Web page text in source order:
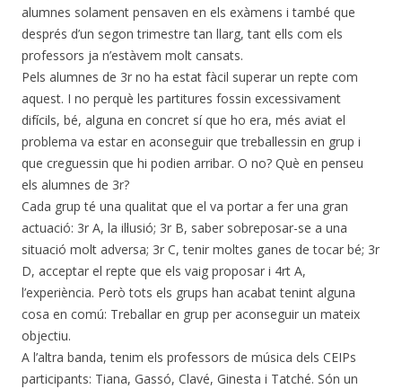
alumnes solament pensaven en els exàmens i també que
després d’un segon trimestre tan llarg, tant ells com els
professors ja n’estàvem molt cansats.
Pels alumnes de 3r no ha estat fàcil superar un repte com
aquest. I no perquè les partitures fossin excessivament
difícils, bé, alguna en concret sí que ho era, més aviat el
problema va estar en aconseguir que treballessin en grup i
que creguessin que hi podien arribar. O no? Què en penseu
els alumnes de 3r?
Cada grup té una qualitat que el va portar a fer una gran
actuació: 3r A, la il·lusió; 3r B, saber sobreposar-se a una
situació molt adversa; 3r C, tenir moltes ganes de tocar bé; 3r
D, acceptar el repte que els vaig proposar i 4rt A,
l’experiència. Però tots els grups han acabat tenint alguna
cosa en comú: Treballar en grup per aconseguir un mateix
objectiu.
A l’altra banda, tenim els professors de música dels CEIPs
participants: Tiana, Gassó, Clavé, Ginesta i Tatché. Són un